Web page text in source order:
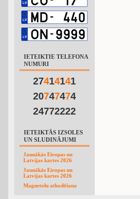
IETEIKTIE TELEFONA
NUMURI
27414141
20747474
24772222
IETEIKTĀS IZSOLES
UN SLUDINĀJUMI
Jaunākās Eiropas un
Latvijas kartes 2026
Jaunākās Eiropas un
Latvijas kartes 2026
Magnetolu atkodēšana